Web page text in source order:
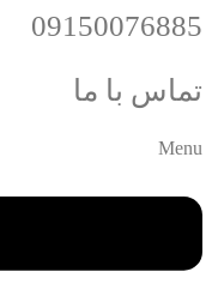
09150076885
تماس با ما
Menu